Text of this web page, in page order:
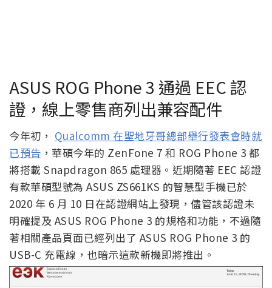
ASUS ROG Phone 3 通過 EEC 認
證，線上零售商列出兼容配件
今年初， Qualcomm 在聖地牙哥總部舉行發表會時就
已預告 ，華碩今年的 ZenFone 7 和 ROG Phone 3 都
將搭載 Snapdragon 865 處理器。近期隨著 EEC 認證
有款華碩型號為 ASUS ZS661KS 的智慧型手機已於
2020 年 6 月 10 日在認證網站上發現，儘管該認證未
明確提及 ASUS ROG Phone 3 的規格和功能，不過隨
著相關產品頁面已經列出了 ASUS ROG Phone 3 的
USB-C 充電線，也暗示這款新機即將推出。